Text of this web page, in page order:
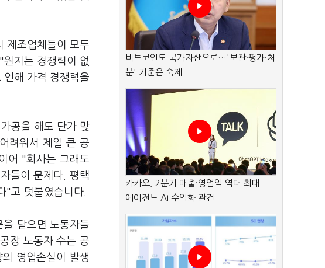
제조업체들이 모두
지는 경쟁력이 없
해 가격 경쟁력을
공을 해도 단가 맞
려워서 제일 큰 공
어 "회사는 그래도
들이 문제다. 평택
"고 덧붙였습니다.
닫으면 노동자들
장 노동자 수는 공
영업손실이 발생
비트코인도 국가자산으로…'보관·평가·처
분' 기준은 숙제
카카오, 2분기 매출·영업익 역대 최대…
에이전트 AI 수익화 관건